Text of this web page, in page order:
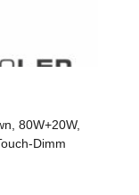
80W+20W,
Dimm